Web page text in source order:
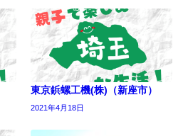
東京鋲螺工機(株)（新座市）
2021年4月18日